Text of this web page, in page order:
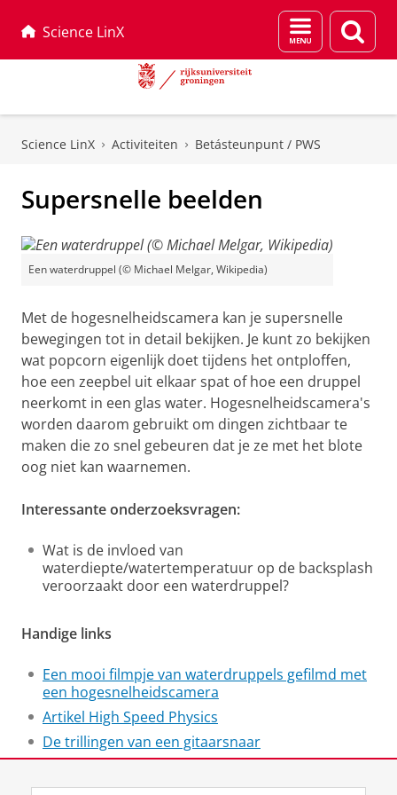
Science LinX
Menu
en
Science LinX Activiteiten Betásteunpunt / PWS
Supersnelle beelden
Een waterdruppel (© Michael Melgar, Wikipedia)
Met de hogesnelheidscamera kan je supersnelle
bewegingen tot in detail bekijken. Je kunt zo bekijken
wat popcorn eigenlijk doet tijdens het ontploffen,
hoe een zeepbel uit elkaar spat of hoe een druppel
neerkomt in een glas water. Hogesnelheidscamera's
worden daarom gebruikt om dingen zichtbaar te
maken die zo snel gebeuren dat je ze met het blote
oog niet kan waarnemen.
Interessante onderzoeksvragen:
Wat is de invloed van
waterdiepte/watertemperatuur op de backsplash
veroorzaakt door een waterdruppel?
Handige links
Een mooi filmpje van waterdruppels gefilmd met
een hogesnelheidscamera
Artikel High Speed Physics
De trillingen van een gitaarsnaar
Laatst gewijzigd: 07 februari 2025 10:46